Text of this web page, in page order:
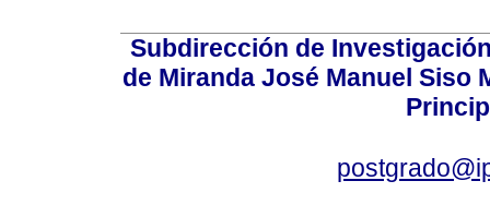
Subdirección de
de Miranda José Manuel Siso